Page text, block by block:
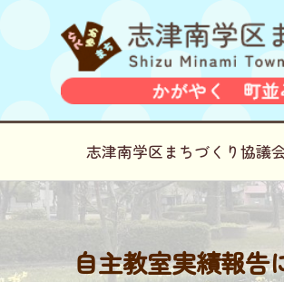
志津南学区まちづくり協議
自主教室実績報告